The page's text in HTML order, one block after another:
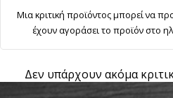
πρεσβευτής
της
μάρκας
μας
στο
Μια κριτική προϊόντος μπορεί να
έχουν αγοράσει το προϊόν στο
Δεν υπάρχουν ακόμα